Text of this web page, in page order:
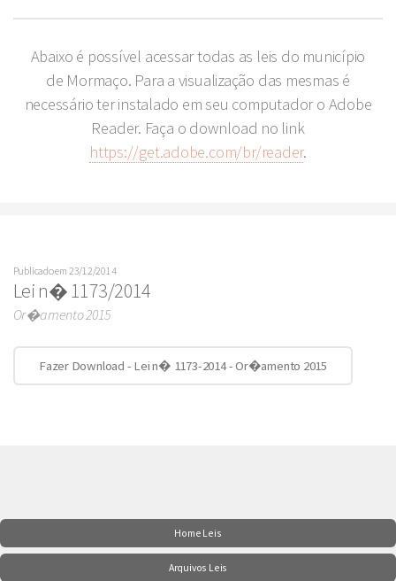
Abaixo é possível acessar todas as leis do município
de Mormaço. Para a visualização das mesmas é
necessário ter instalado em seu computador o Adobe
Reader. Faça o download no link
https://get.adobe.com/br/reader.
Publicado em 23/12/2014
Lei n� 1173/2014
Or�amento 2015
Fazer Download - Lei n� 1173-2014 - Or�amento 2015
Home Leis
Arquivos Leis